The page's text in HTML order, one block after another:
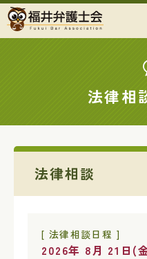
法律相
法律相談
[ 法律相談日程 ]
2026年 8月 21日(